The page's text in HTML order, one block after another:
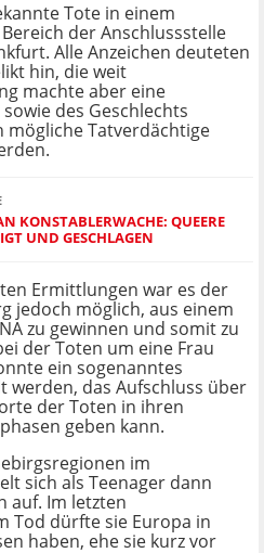
Tote in einem
der Anschlussstelle
Alle Anzeichen deuteten
hin, die weit
machte aber eine
des Geschlechts
mögliche Tatverdächtige
KONSTABLERWACHE: QUEERE
UND GESCHLAGEN
Ermittlungen war es der
jedoch möglich, aus einem
zu gewinnen und somit zu
der Toten um eine Frau
ein sogenanntes
das Aufschluss über
der Toten in ihren
geben kann.
im
sich als Teenager dann
auf. Im letzten
Tod dürfte sie Europa in
haben, ehe sie kurz vor